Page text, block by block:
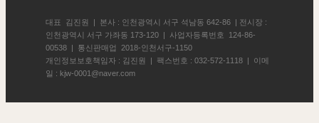
대표 김진원 | 본사 : 인천광역시 서구 석남동 642-86 | 전시장 :
인천광역시 서구 가좌동 173-120 | 사업자등록번호 124-86-
00538 | 통신판매업 2018-인천서구-1150
개인정보보호책임자 : 김진원 | 팩스번호 : 032-572-1118 | 이메
일 : kjw-0001@naver.com